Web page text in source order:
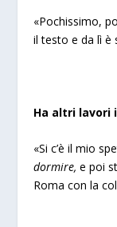
«Pochissimo,
il testo e da lì è
Ha altri lavori
«Si c’è il mio
dormire,e poi
Roma con la